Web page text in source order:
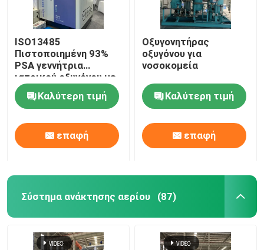
ISO13485
Πιστοποιημένη 93%
PSA γεννήτρια
ιατρικού οξυγόνου με
σταθμό πλήρωσης
Καλύτερη τιμή
επαφή
Οξυγονητήρας
οξυγόνου για
νοσοκομεία
Καλύτερη τιμή
επαφή
Σύστημα ανάκτησης αερίου (87)